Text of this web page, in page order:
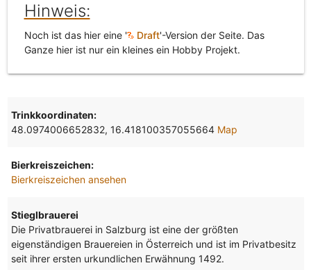
Hinweis:
Noch ist das hier eine ' Draft'-Version der Seite. Das
Ganze hier ist nur ein kleines ein Hobby Projekt.
Trinkkoordinaten:
48.0974006652832, 16.418100357055664 Map
Bierkreiszeichen:
Bierkreiszeichen ansehen
Stieglbrauerei
Die Privatbrauerei in Salzburg ist eine der größten
eigenständigen Brauereien in Österreich und ist im Privatbesitz
seit ihrer ersten urkundlichen Erwähnung 1492.